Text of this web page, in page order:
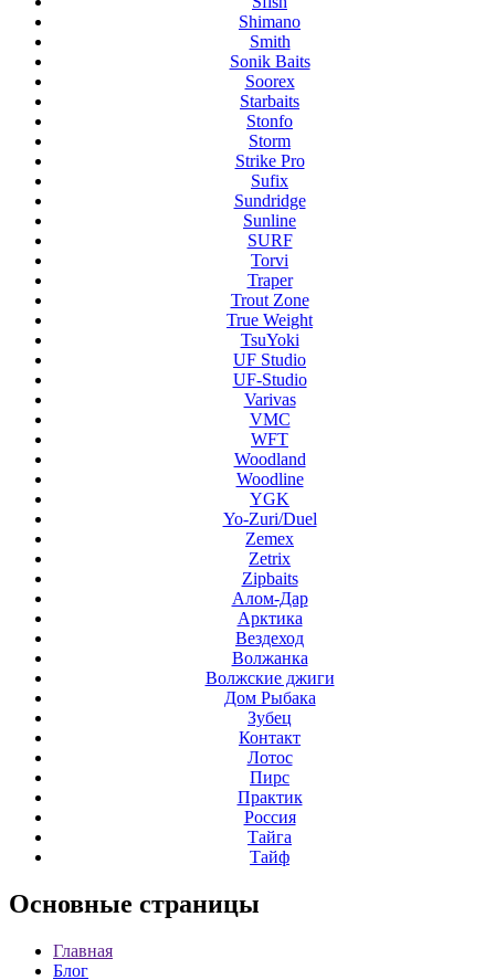
Shimano
Smith
Sonik Baits
Soorex
Starbaits
Stonfo
Storm
Strike Pro
Sufix
Sundridge
Sunline
SURF
Torvi
Traper
Trout Zone
True Weight
TsuYoki
UF Studio
UF-Studio
Varivas
VMC
WFT
Woodland
Woodline
YGK
Yo-Zuri/Duel
Zemex
Zetrix
Zipbaits
Алом-Дар
Арктика
Вездеход
Волжанка
Волжские джиги
Дом Рыбака
Зубец
Контакт
Лотос
Пирс
Практик
Россия
Тайга
Тайф
Основные страницы
Главная
Блог